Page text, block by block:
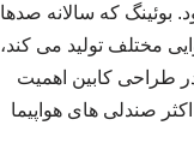
بوئینگ که سالانه صدها
مختلف تولید می کند،
طراحی کابین اهمیت
صندلی های هواپیما